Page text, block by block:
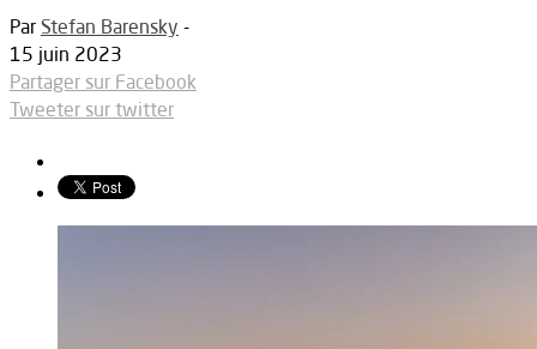
Par Stefan Barensky -
15 juin 2023
Partager sur Facebook
Tweeter sur twitter